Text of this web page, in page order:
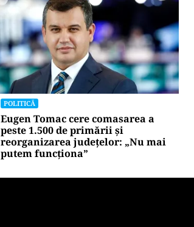
POLITICĂ
Eugen Tomac cere comasarea a
peste 1.500 de primării și
reorganizarea județelor: „Nu mai
putem funcționa”